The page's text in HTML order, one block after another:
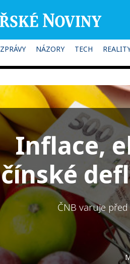
ZPRÁVY NÁZORY TECH
Inflace,
čínské
ČNB varuje